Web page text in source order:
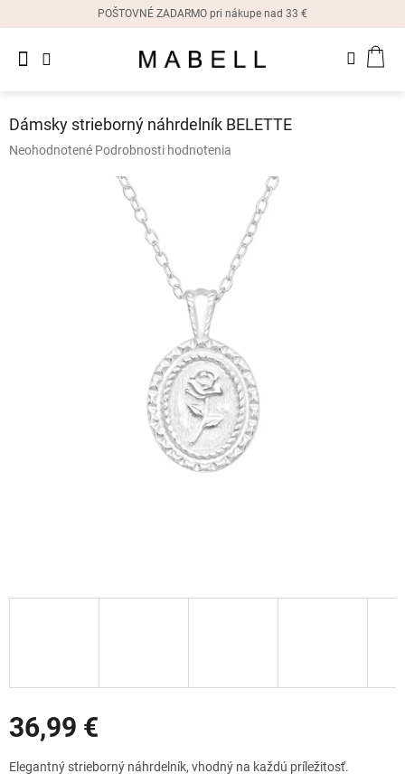
POŠTOVNÉ ZADARMO pri nákupe nad 33 €
Dámske
náušnice
Dámsky strieborný náhrdelník BELETTE
Priemerné
Neohodnotené Podrobnosti hodnotenia
36,99 €
cena:
Elegantný strieborný náhrdelník, vhodný na každú príležitosť.